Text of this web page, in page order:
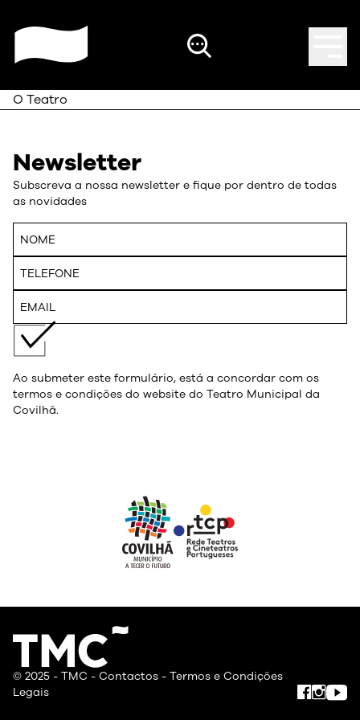
O Teatro
Newsletter
Subscreva a nossa newsletter e fique por dentro de todas
as novidades
Ao submeter este formulário, está a concordar com os
termos e condições do website do Teatro Municipal da
Covilhã.
© 2025 - TMC - Contactos - Termos e Condições
Legais